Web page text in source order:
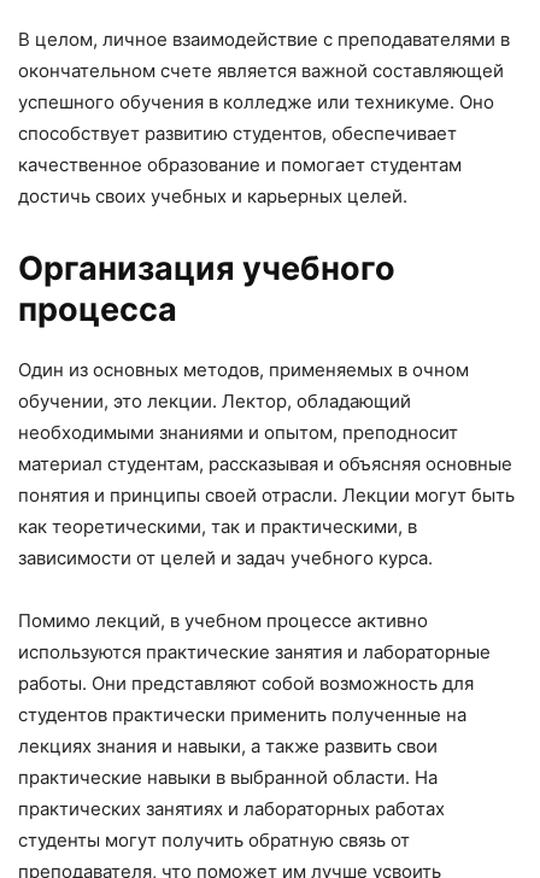
В целом, личное взаимодействие с преподавателями в
окончательном счете является важной составляющей
успешного обучения в колледже или техникуме. Оно
способствует развитию студентов, обеспечивает
качественное образование и помогает студентам
достичь своих учебных и карьерных целей.
Организация учебного
процесса
Один из основных методов, применяемых в очном
обучении, это лекции. Лектор, обладающий
необходимыми знаниями и опытом, преподносит
материал студентам, рассказывая и объясняя основные
понятия и принципы своей отрасли. Лекции могут быть
как теоретическими, так и практическими, в
зависимости от целей и задач учебного курса.
Помимо лекций, в учебном процессе активно
используются практические занятия и лабораторные
работы. Они представляют собой возможность для
студентов практически применить полученные на
лекциях знания и навыки, а также развить свои
практические навыки в выбранной области. На
практических занятиях и лабораторных работах
студенты могут получить обратную связь от
преподавателя, что поможет им лучше усвоить